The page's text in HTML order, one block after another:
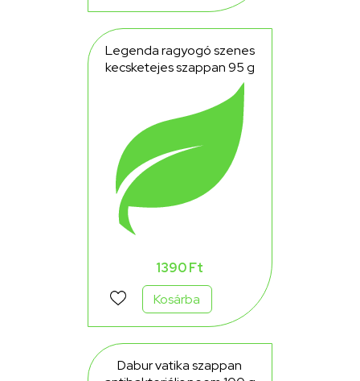
Legenda ragyogó szenes
kecsketejes szappan 95 g
1390 Ft
Kosárba
Dabur vatika szappan